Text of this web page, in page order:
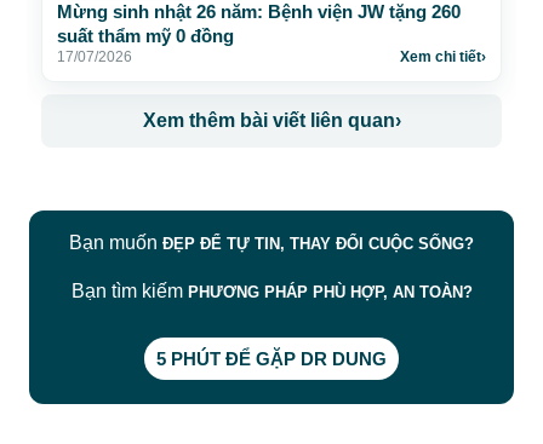
Mừng sinh nhật 26 năm: Bệnh viện JW tặng 260
suất thẩm mỹ 0 đồng
17/07/2026 Xem chi tiết›
Xem thêm bài viết liên quan›
Bạn muốn ĐẸP ĐỂ TỰ TIN, THAY ĐỔI CUỘC SỐNG?
Bạn tìm kiếm PHƯƠNG PHÁP PHÙ HỢP, AN TOÀN?
5 PHÚT ĐỂ GẶP DR DUNG